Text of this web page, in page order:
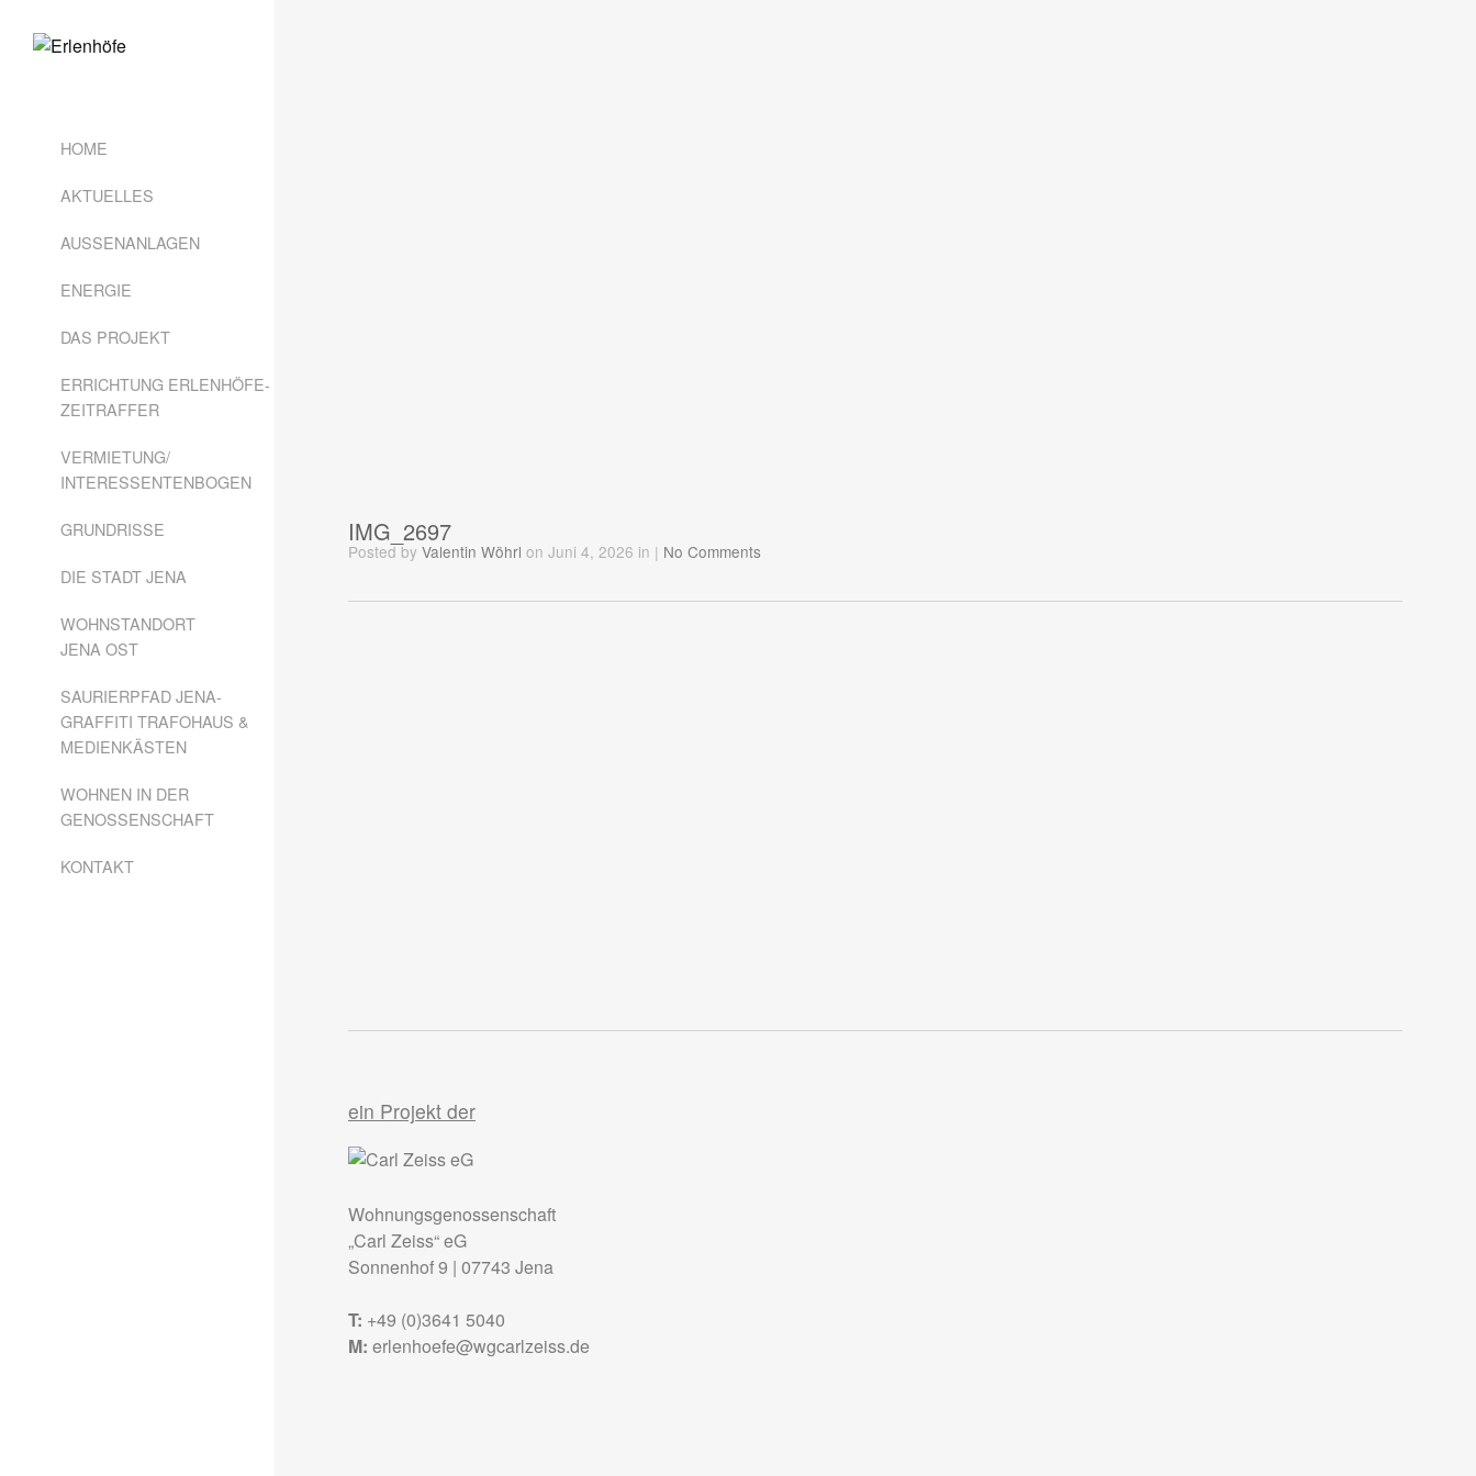
HOME
AKTUELLES
AUSSENANLAGEN
ENERGIE
DAS PROJEKT
ERRICHTUNG ERLENHÖFE-
ZEITRAFFER
VERMIETUNG/
INTERESSENTENBOGEN
GRUNDRISSE
DIE STADT JENA
WOHNSTANDORT
JENA OST
SAURIERPFAD JENA-
GRAFFITI TRAFOHAUS &
MEDIENKÄSTEN
WOHNEN IN DER
GENOSSENSCHAFT
KONTAKT
IMG_2697
Postedby Valentin Wöhrl on Juni 4, 2026 in | No Comments
ein Projekt der
Wohnungsgenossenschaft
„Carl Zeiss“ eG
Sonnenhof 9 | 07743 Jena
T: +49 (0)3641 5040
M: erlenhoefe@wgcarlzeiss.de